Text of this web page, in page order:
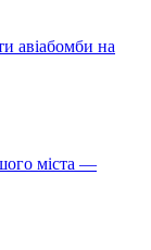
авіабомби на
міста —